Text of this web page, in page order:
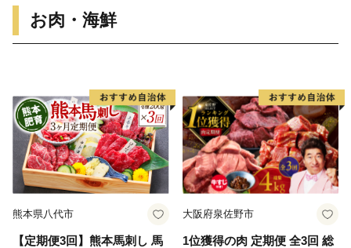
お肉・海鮮
熊本県八代市
【定期便3回】熊本馬刺し 馬
大阪府泉佐野市
1位獲得の肉 定期便 全3回 総